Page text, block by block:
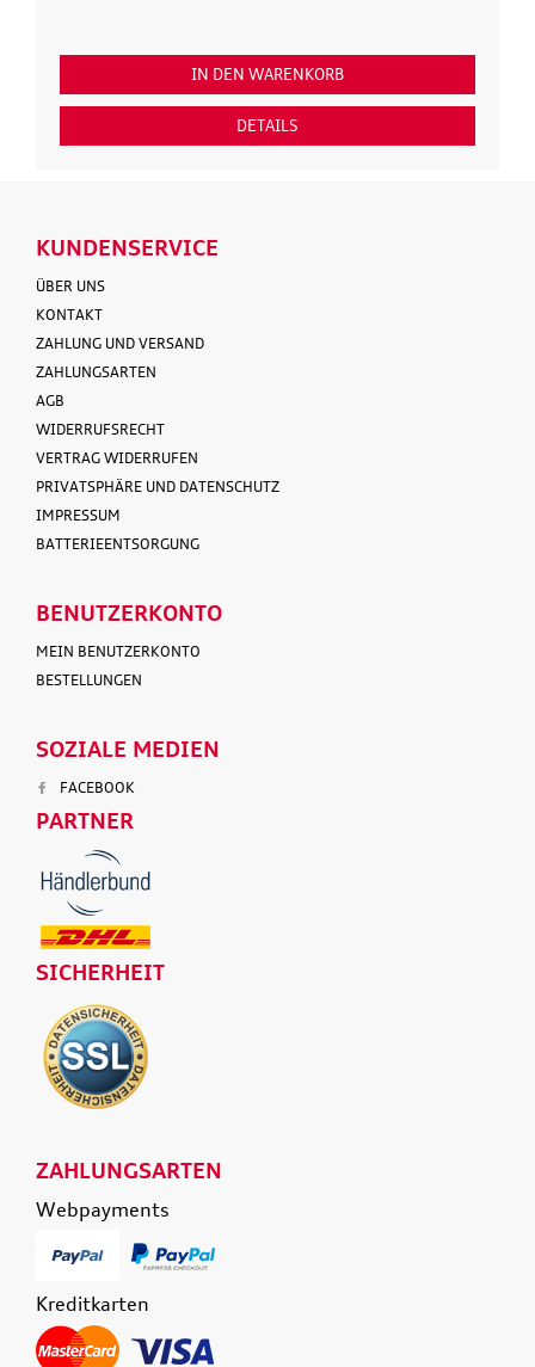
IN DEN WARENKORB
DETAILS
KUNDENSERVICE
ÜBER UNS
KONTAKT
ZAHLUNG UND VERSAND
ZAHLUNGSARTEN
AGB
WIDERRUFSRECHT
VERTRAG WIDERRUFEN
PRIVATSPHÄRE UND DATENSCHUTZ
IMPRESSUM
BATTERIEENTSORGUNG
BENUTZERKONTO
MEIN BENUTZERKONTO
BESTELLUNGEN
SOZIALE MEDIEN
FACEBOOK
PARTNER
SICHERHEIT
ZAHLUNGSARTEN
Webpayments
Kreditkarten